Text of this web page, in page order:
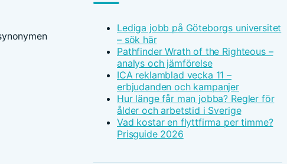
Lediga jobb på Göteborgs universitet
– sök här
Pathfinder Wrath of the Righteous –
analys och jämförelse
ICA reklamblad vecka 11 –
erbjudanden och kampanjer
Hur länge får man jobba? Regler för
ålder och arbetstid i Sverige
Vad kostar en flyttfirma per timme?
Prisguide 2026